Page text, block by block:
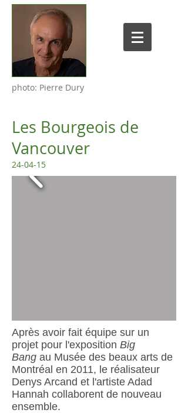
photo: Pierre Dury
Les Bourgeois de
Vancouver
24-04-15
Après avoir fait équipe sur un
projet pour l'exposition Big
Bang au Musée des beaux arts de
Montréal en 2011, le réalisateur
Denys Arcand et l'artiste Adad
Hannah collaborent de nouveau
ensemble.